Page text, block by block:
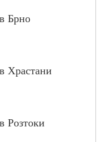
Брно
Храстани
Розтоки